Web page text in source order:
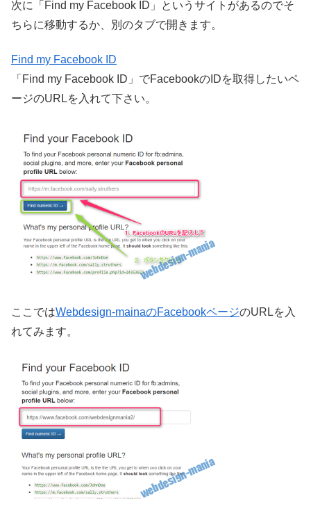
次に「Find my Facebook ID」というサイトがあるのでそ
ちらに移動するか、別のタブで開きます。
Find my Facebook ID
「Find my Facebook ID」でFacebookのIDを取得したいペ
ージのURLを入れて下さい。
ここではWebdesign-mainaのFacebookページのURLを入
れてみます。